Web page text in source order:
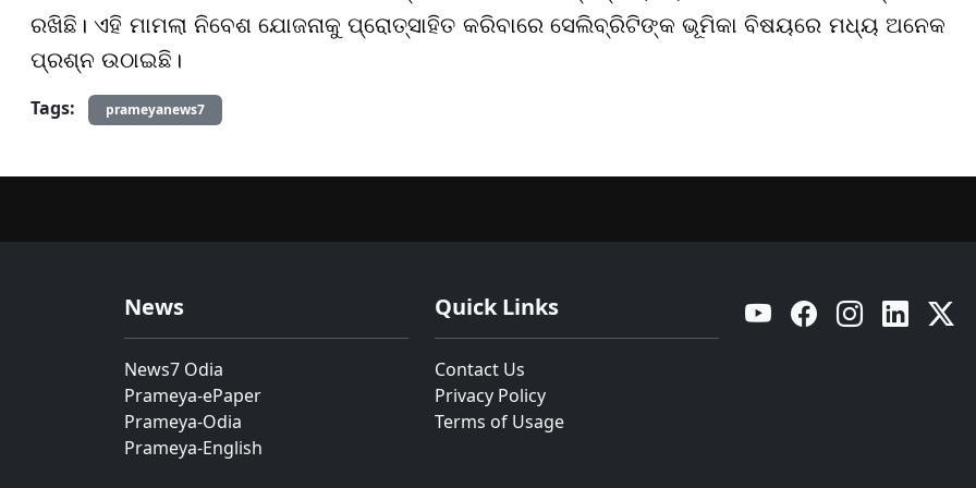
ରଖିଛି। ଏହି ମାମଲା ନିବେଶ ଯୋଜନାକୁ ପ୍ରୋତ୍ସାହିତ କରିବାରେ ସେଲିବ୍ରିଟିଙ୍କ ଭୂମିକା ବିଷୟରେ ମଧ୍ୟ ଅନେକ
ପ୍ରଶ୍ନ ଉଠାଇଛି।
Tags:
prameyanews7
News
News7 Odia
Prameya-ePaper
Prameya-Odia
Prameya-English
Quick Links
Contact Us
Privacy Policy
Terms of Usage
YouTube Facebook Instagram